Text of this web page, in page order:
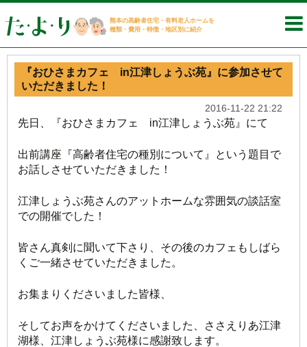
熊本の高齢者住宅・有料老人ホームを
種類・費用・特徴・地区別に紹介
『おひさまカフェ in江津しょうぶ苑』に参加させて
いただきました！
2016-11-22 21:22
先日、『おひさまカフェ in江津しょうぶ苑』にて
出前講座『高齢者住宅の種別について』という題目で
お話しさせていただきました！
江津しょうぶ苑さんのアットホームな雰囲気の談話室
での開催でした！
皆さん真剣に聞いて下さり、その後のカフェもしばら
くご一緒させていただきました。
お集まりくださいました皆様、
そしてお声をかけてくださいました、ささえりあ江津
湖様、江津しょうぶ苑様に感謝致します。